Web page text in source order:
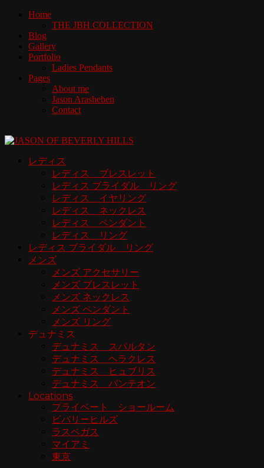
Home
THE JBH COLLECTION
Blog
Gallery
Portfolio
Ladies Pendants
Pages
About me
Jason Arasheben
Contact
レディス
レディス ブレスレット
レディス ブライダル リング
レディス イヤリング
レディス ネックレス
レディス ペンダント
レディス リング
レディス ブライダル リング
メンズ
メンズ アクセサリー
メンズ ブレスレット
メンズ ネックレス
メンズ ペンダント
メンズ リング
デュナミス
デュナミス スパルタン
デュナミス ヘラクレス
デュナミス ヒュブリス
デュナミス パンテオン
Locations
プライベート ショールーム
ビバリーヒルズ
ラスベガス
マイアミ
東京